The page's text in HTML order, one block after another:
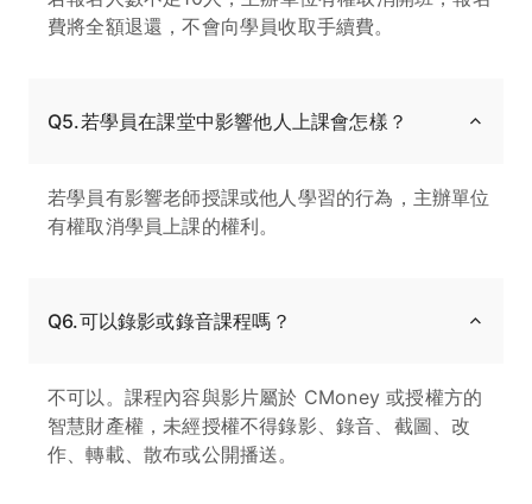
費將全額退還，不會向學員收取手續費。
Q5.若學員在課堂中影響他人上課會怎樣？
若學員有影響老師授課或他人學習的行為，主辦單位
有權取消學員上課的權利。
Q6.可以錄影或錄音課程嗎？
不可以。課程內容與影片屬於 CMoney 或授權方的
智慧財產權，未經授權不得錄影、錄音、截圖、改
作、轉載、散布或公開播送。